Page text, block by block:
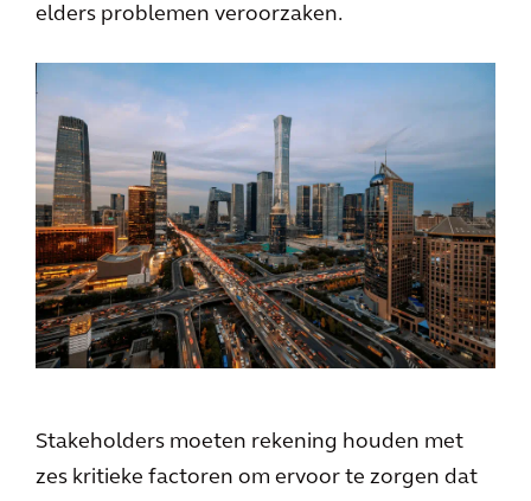
elders problemen veroorzaken.
Stakeholders moeten rekening houden met
zes kritieke factoren om ervoor te zorgen dat